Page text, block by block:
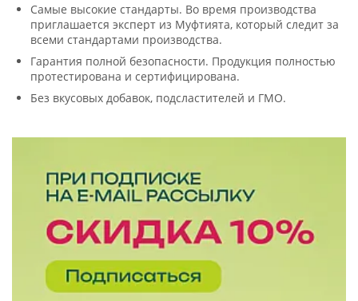
Самые высокие стандарты. Во время производства
приглашается эксперт из Муфтията, который следит за
всеми стандартами производства.
Гарантия полной безопасности. Продукция полностью
протестирована и сертифицирована.
Без вкусовых добавок, подсластителей и ГМО.